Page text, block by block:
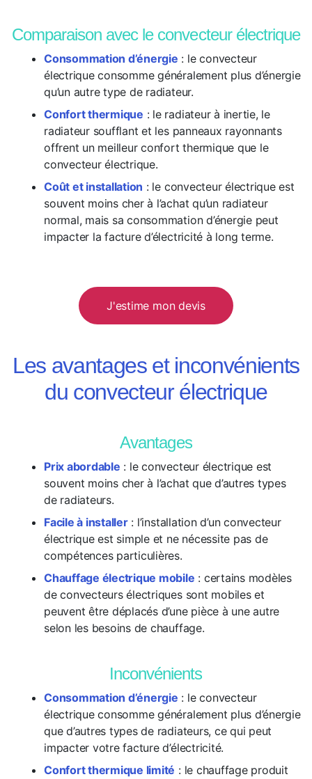
Comparaison avec le convecteur électrique
Consommation d’énergie : le convecteur
électrique consomme généralement plus d’énergie
qu’un autre type de radiateur.
Confort thermique : le radiateur à inertie, le
radiateur soufflant et les panneaux rayonnants
offrent un meilleur confort thermique que le
convecteur électrique.
Coût et installation : le convecteur électrique est
souvent moins cher à l’achat qu’un radiateur
normal, mais sa consommation d’énergie peut
impacter la facture d’électricité à long terme.
J'estime mon devis
Les avantages et inconvénients
du convecteur électrique
Avantages
Prix abordable : le convecteur électrique est
souvent moins cher à l’achat que d’autres types
de radiateurs.
Facile à installer: l’installation d’un convecteur
électrique est simple et ne nécessite pas de
compétences particulières.
Chauffage électrique mobile : certains modèles
de convecteurs électriques sont mobiles et
peuvent être déplacés d’une pièce à une autre
selon les besoins de chauffage.
Inconvénients
Consommation d’énergie : le convecteur
électrique consomme généralement plus d’énergie
que d’autres types de radiateurs, ce qui peut
impacter votre facture d’électricité.
Confort thermique limité : le chauffage produit